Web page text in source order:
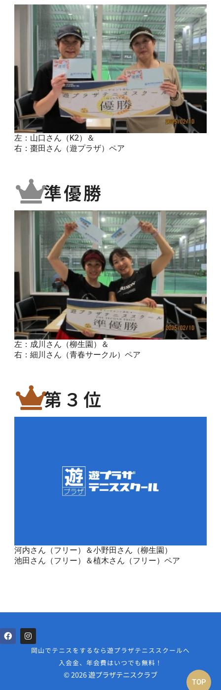
左：山口さん（K2）＆
右：棗田さん（遊プラザ）ペア
準優勝
左：成川さん（柳生園）＆
右：細川さん（青春サークル）ペア
第３位
河内さん（フリー）＆小野田さん（柳生園）
池田さん（フリー）＆植木さん（フリー）ペア
岡山でテニスをするなら遊プラザテニススクールへ
入会金、年会費はいつでも無料！
© 2026 遊プラザテニスクラブ
TOP